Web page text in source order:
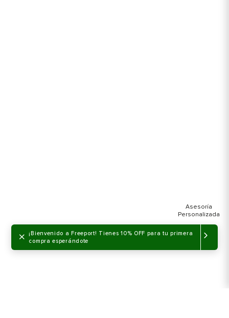
×
¡Bienvenido a Freeport! Tienes 10% OFF para tu primera
compra esperándote